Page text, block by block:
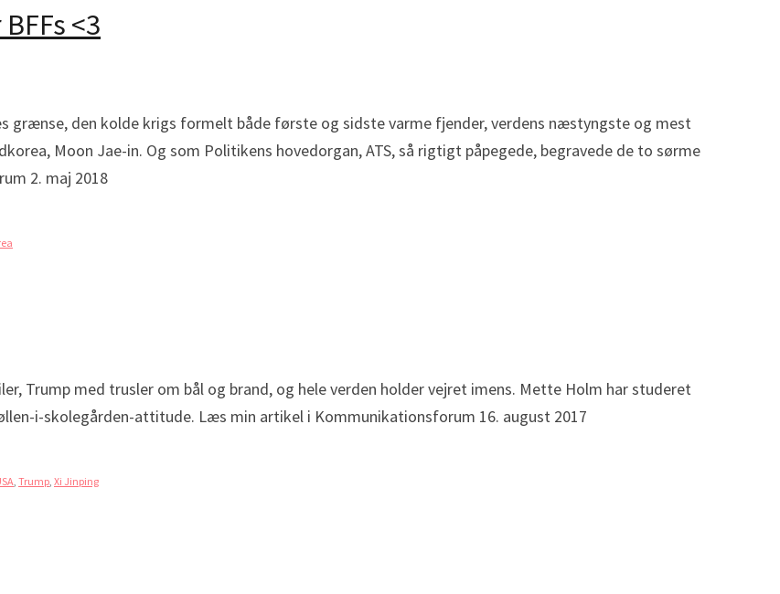
<3
grænse, den kolde krigs formelt både første og sidste varme fjender, verdens næstyngste og mest
Moon Jae-in. Og som Politikens hovedorgan, ATS, så rigtigt påpegede, begravede de to sørme
2. maj 2018
Trump med trusler om bål og brand, og hele verden holder vejret imens. Mette Holm har studeret
i-skolegården-attitude. Læs min artikel i Kommunikationsforum 16. august 2017
Trump Xi Jinping